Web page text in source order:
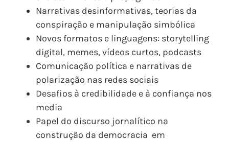
Narrativas desinformativas, teorias da
conspiração e manipulação simbólica
Novos formatos e linguagens: storytelling
digital, memes, vídeos curtos, podcasts
Comunicação política e narrativas de
polarização nas redes sociais
Desafios à credibilidade e à confiança nos
media
Papel do discurso jornalítico na
construção da democracia em